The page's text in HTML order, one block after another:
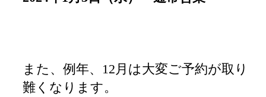
また、例年、12月は大変ご予約が取り
難くなります。